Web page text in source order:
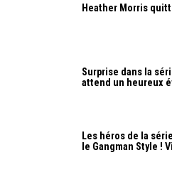
Heather Morris
Surprise dans la
attend un heureux
Les héros de la
le Gangman Style !